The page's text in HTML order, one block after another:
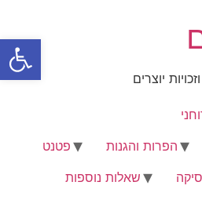
פתח
יוצרים
הפרות והגנות
פטנט
שאלות נוספות